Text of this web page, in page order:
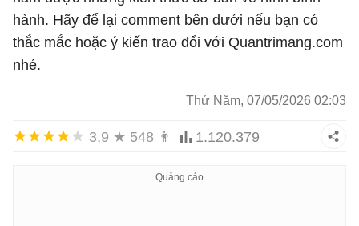
hành. Hãy để lại comment bên dưới nếu bạn có
thắc mắc hoặc ý kiến trao đổi với Quantrimang.com
nhé.
Thứ Năm, 07/05/2026 02:03
3,9 ★ 548 👨 1.120.379